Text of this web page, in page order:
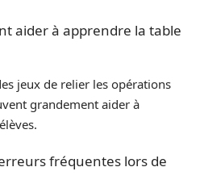
aider à apprendre la table
jeux de relier les opérations
grandement aider à
fréquentes lors de